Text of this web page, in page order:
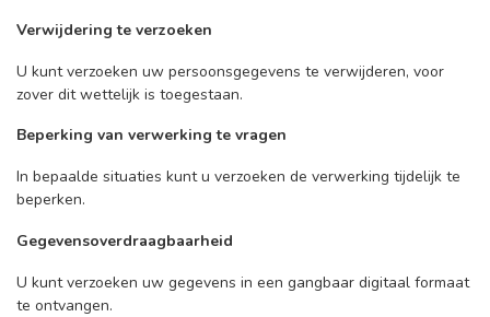
Verwijdering te verzoeken
U kunt verzoeken uw persoonsgegevens te verwijderen, voor
zover dit wettelijk is toegestaan.
Beperking van verwerking te vragen
In bepaalde situaties kunt u verzoeken de verwerking tijdelijk te
beperken.
Gegevensoverdraagbaarheid
U kunt verzoeken uw gegevens in een gangbaar digitaal formaat
te ontvangen.